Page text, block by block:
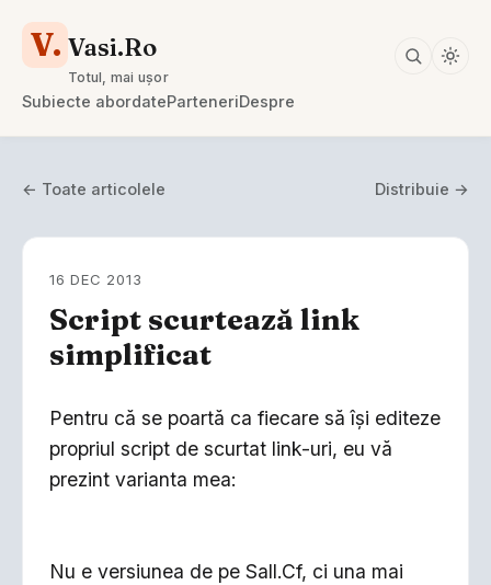
V. Vasi.Ro
Totul, mai ușor
Subiecte abordateParteneriDespre
← Toate articolele Distribuie →
16 DEC 2013
Script scurtează link
simplificat
Pentru că se poartă ca fiecare să îşi editeze
propriul script de scurtat link-uri, eu vă
prezint varianta mea:
Nu e versiunea de pe Sall.Cf, ci una mai